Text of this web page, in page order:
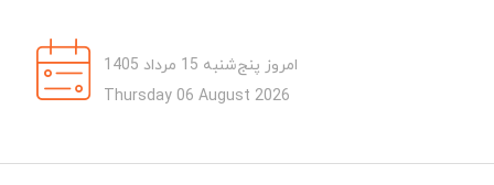
امروز پنج‌شنبه 15 مرداد 1405
Thursday 06 August 2026